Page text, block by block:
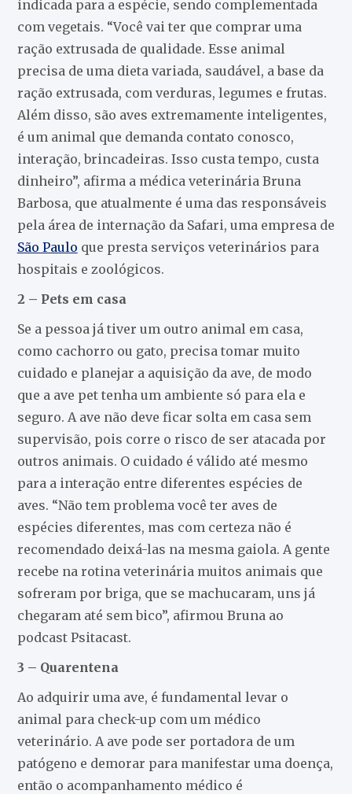
indicada para a espécie, sendo complementada
com vegetais. “Você vai ter que comprar uma
ração extrusada de qualidade. Esse animal
precisa de uma dieta variada, saudável, a base da
ração extrusada, com verduras, legumes e frutas.
Além disso, são aves extremamente inteligentes,
é um animal que demanda contato conosco,
interação, brincadeiras. Isso custa tempo, custa
dinheiro”, afirma a médica veterinária Bruna
Barbosa, que atualmente é uma das responsáveis
pela área de internação da Safari, uma empresa de
São Paulo que presta serviços veterinários para
hospitais e zoológicos.
2 – Pets em casa
Se a pessoa já tiver um outro animal em casa,
como cachorro ou gato, precisa tomar muito
cuidado e planejar a aquisição da ave, de modo
que a ave pet tenha um ambiente só para ela e
seguro. A ave não deve ficar solta em casa sem
supervisão, pois corre o risco de ser atacada por
outros animais. O cuidado é válido até mesmo
para a interação entre diferentes espécies de
aves. “Não tem problema você ter aves de
espécies diferentes, mas com certeza não é
recomendado deixá-las na mesma gaiola. A gente
recebe na rotina veterinária muitos animais que
sofreram por briga, que se machucaram, uns já
chegaram até sem bico”, afirmou Bruna ao
podcast Psitacast.
3 – Quarentena
Ao adquirir uma ave, é fundamental levar o
animal para check-up com um médico
veterinário. A ave pode ser portadora de um
patógeno e demorar para manifestar uma doença,
então o acompanhamento médico é